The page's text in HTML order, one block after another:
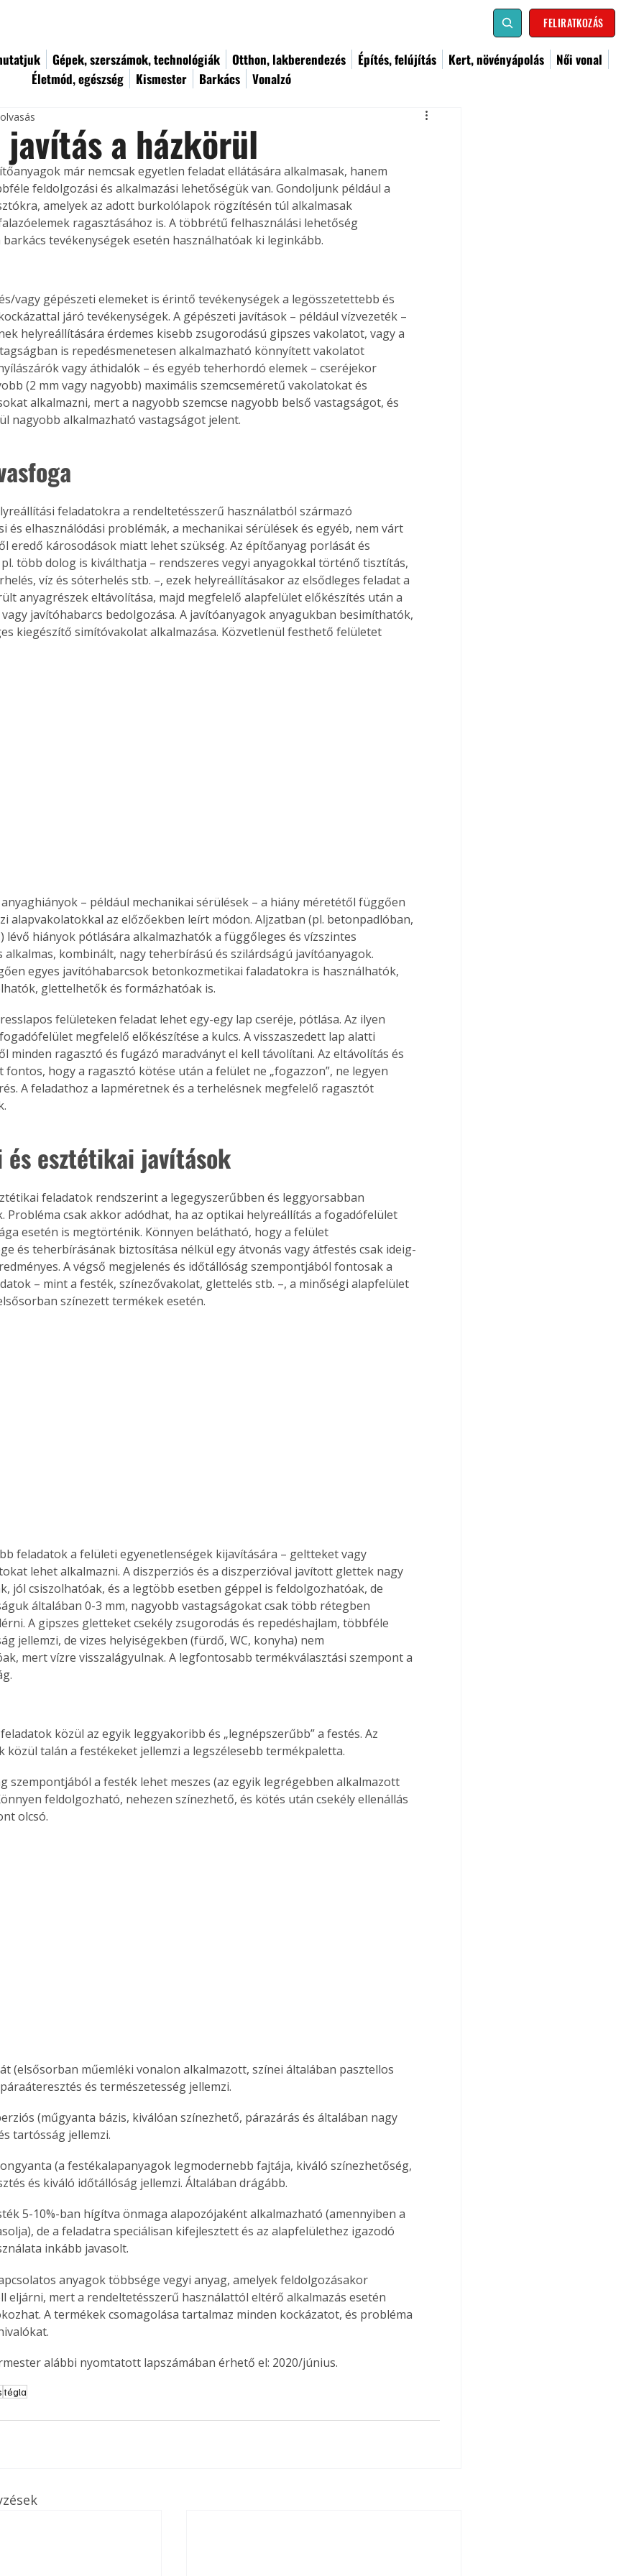
FELIRATKOZÁS
Gépek, szerszámok, technológiák Otthon, lakberendezés Építés, felújítás Kert, növényápolás
Női vonal
Életmód, egészség
Kismester Barkács Vonalzó
is
Bárhol,
élve
az
A
javítás a házkörül
már nemcsak egyetlen feladat ellátására alkalmasak, hanem
feldolgozási és alkalmazási lehetőségük van. Gondoljunk például a
amelyek az adott burkolólapok rögzítésén túl alkalmasak
ragasztásához is. A többrétű felhasználási lehetőség
tevékenységek esetén használhatóak ki leginkább.
vagy gépészeti elemeket is érintő tevékenységek a legösszetettebb és
járó tevékenységek. A gépészeti javítások – például vízvezeték –
helyreállítására érdemes kisebb zsugorodású gipszes vakolatot, vagy a
is repedésmenetesen alkalmazható könnyített vakolatot
vagy áthidalók – és egyéb teherhordó elemek – cseréjekor
(2 mm vagy nagyobb) maximális szemcseméretű vakolatokat és
alkalmazni, mert a nagyobb szemcse nagyobb belső vastagságot, és
nagyobb alkalmazható vastagságot jelent.
feladatokra a rendeltetésszerű használatból származó
és elhasználódási problémák, a mechanikai sérülések és egyéb, nem várt
eredő károsodások miatt lehet szükség. Az építőanyag porlását és
több dolog is kiválthatja – rendszeres vegyi anyagokkal történő tisztítás,
víz és sóterhelés stb. –, ezek helyreállításakor az elsődleges feladat a
anyagrészek eltávolítása, majd megfelelő alapfelület előkészítés után a
javítóhabarcs bedolgozása. A javítóanyagok anyagukban besimíthatók,
kiegészítő simítóvakolat alkalmazása. Közvetlenül festhető felületet
– például mechanikai sérülések – a hiány méretétől függően
alapvakolatokkal az előzőekben leírt módon. Aljzatban (pl. betonpadlóban,
lévő hiányok pótlására alkalmazhatók a függőleges és vízszintes
alkalmas, kombinált, nagy teherbírású és szilárdságú javítóanyagok.
egyes javítóhabarcsok betonkozmetikai faladatokra is használhatók,
glettelhetők és formázhatóak is.
felületeken feladat lehet egy-egy lap cseréje, pótlása. Az ilyen
megfelelő előkészítése a kulcs. A visszaszedett lap alatti
minden ragasztó és fugázó maradványt el kell távolítani. Az eltávolítás és
fontos, hogy a ragasztó kötése után a felület ne „fogazzon”, ne legyen
A feladathoz a lapméretnek és a terhelésnek megfelelő ragasztót
és esztétikai javítások
feladatok rendszerint a legegyszerűbben és leggyorsabban
Probléma csak akkor adódhat, ha az optikai helyreállítás a fogadófelület
esetén is megtörténik. Könnyen belátható, hogy a felület
és teherbírásának biztosítása nélkül egy átvonás vagy átfestés csak ideig-
A végső megjelenés és időtállóság szempontjából fontosak a
– mint a festék, színezővakolat, glettelés stb. –, a minőségi alapfelület
színezett termékek esetén.
feladatok a felületi egyenetlenségek kijavítására – geltteket vagy
lehet alkalmazni. A diszperziós és a diszperzióval javított glettek nagy
jól csiszolhatóak, és a legtöbb esetben géppel is feldolgozhatóak, de
általában 0-3 mm, nagyobb vastagságokat csak több rétegben
A gipszes gletteket csekély zsugorodás és repedéshajlam, többféle
jellemzi, de vizes helyiségekben (fürdő, WC, konyha) nem
mert vízre visszalágyulnak. A legfontosabb termékválasztási szempont a
közül az egyik leggyakoribb és „legnépszerűbb” a festés. Az
közül talán a festé­keket jellemzi a legszélesebb termékpaletta.
szempontjából a festék lehet meszes (az egyik legrégebben alkalmazott
feldolgozható, nehezen színezhető, és kötés után csekély ellenállás
olcsó.
(elsősorban műemléki vonalon alkalmazott, színei általában pasztellos
és természetesség jellemzi.
(műgyanta bázis, kiválóan színezhető, párazárás és általában nagy
tartósság jellemzi.
(a festékalapanyagok legmodernebb fajtája, kiváló színezhetőség,
és kiváló időtállóság jellemzi. Általában drágább.
5-10%-ban hígítva önmaga alapozójaként alkalmazható (amennyiben a
de a feladatra speciálisan kifejlesztett és az alapfelülethez igazodó
inkább javasolt.
anyagok többsége vegyi anyag, amelyek feldolgozá­sakor
eljárni, mert a rendeltetésszerű használattól eltérő alkalmazás esetén
A termékek csomagolása tartalmaz minden kocká­zatot, és probléma
alábbi nyomtatott lapszámában érhető el: 2020/június.
tégla